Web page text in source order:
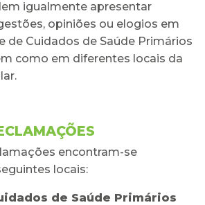
igualmente apresentar
opiniões ou elogios em
de Cuidados de Saúde Primários
como em diferentes locais da
encontram-se
locais:
de Saúde Primários